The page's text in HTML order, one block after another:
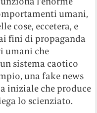
umani,
cose, eccetera, e
fini di propaganda
umani che
sistema caotico
una fake news
iniziale che produce
lo scienziato.